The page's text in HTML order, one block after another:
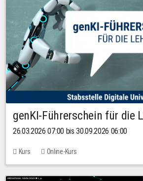
genKI-Führerschein für die
26.03.2026 07:00 bis 30.09.2026 06:00
Kurs Online-Kurs